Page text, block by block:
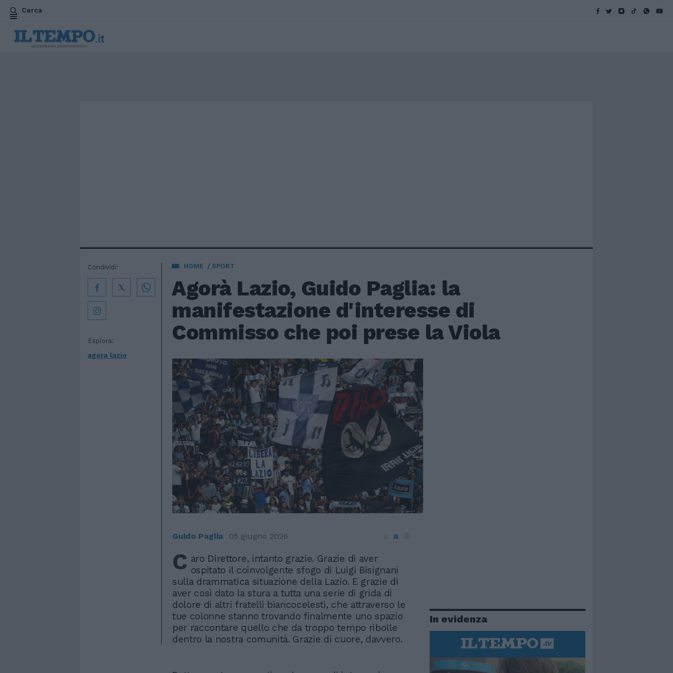
Cerca
HOME SPORT
Agorà Lazio, Guido Paglia: la
manifestazione d'interesse di
Commisso che poi prese la Viola
Esplora:
agora lazio
Condividi:
Guido Paglia 05 giugno 2026 a
C aro Direttore, intanto grazie. Grazie di aver
ospitato il coinvolgente sfogo di Luigi Bisignani
sulla drammatica situazione della Lazio. E grazie di
aver così dato la stura a tutta una serie di grida di
dolore di altri fratelli biancocelesti, che attraverso le
tue colonne stanno trovando finalmente uno spazio
per raccontare quello che da troppo tempo ribolle
dentro la nostra comunità. Grazie di cuore, davvero.
In evidenza